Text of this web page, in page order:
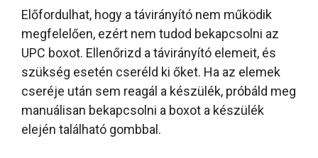
Előfordulhat, hogy a távirányító nem működik
megfelelően, ezért nem tudod bekapcsolni az
UPC boxot. Ellenőrizd a távirányító elemeit, és
szükség esetén cseréld ki őket. Ha az elemek
cseréje után sem reagál a készülék, próbáld meg
manuálisan bekapcsolni a boxot a készülék
elején található gombbal.